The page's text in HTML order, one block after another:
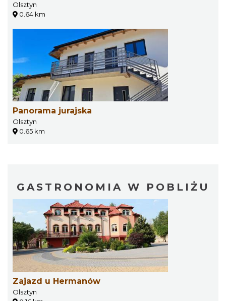
Olsztyn
0.64 km
Panorama jurajska
Olsztyn
0.65 km
GASTRONOMIA W POBLIŻU
Zajazd u Hermanów
Olsztyn